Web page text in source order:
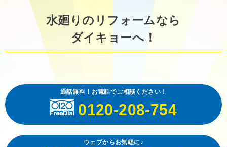
水廻りのリフォームなら
ダイキョーへ！
通話無料！お電話でご相談ください！
0120-208-754
ウェブからお気軽に♪